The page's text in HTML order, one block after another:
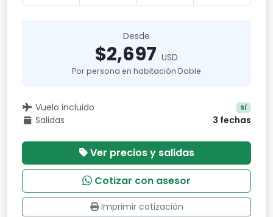
Desde
$2,697 USD
Por persona en habitación Doble
Vuelo incluido Sí
Salidas 3 fechas
Ver precios y salidas
Cotizar con asesor
Imprimir cotización